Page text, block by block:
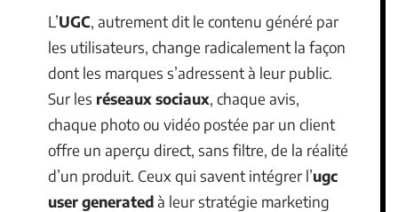
L’UGC, autrement dit le contenu généré par
les utilisateurs, change radicalement la façon
dont les marques s’adressent à leur public.
Sur les réseaux sociaux, chaque avis,
chaque photo ou vidéo postée par un client
offre un aperçu direct, sans filtre, de la réalité
d’un produit. Ceux qui savent intégrer l’ugc
user generatedà leur stratégie marketing